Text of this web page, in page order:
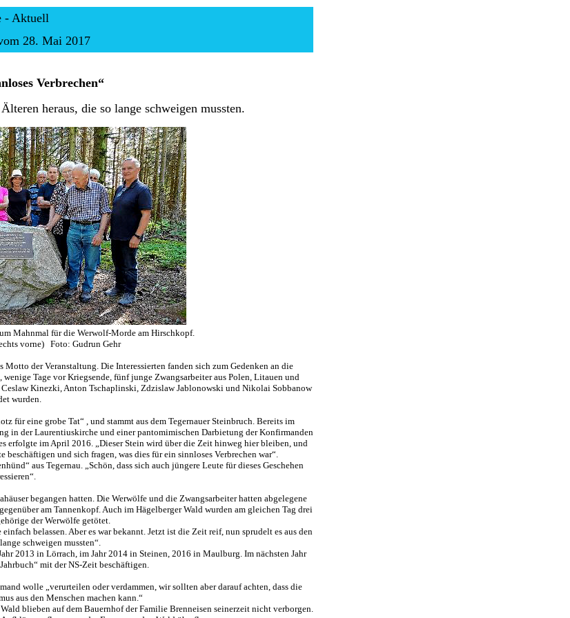
- Aktuell
28. Mai 2017
Verbrechen“
heraus, die so lange schweigen mussten.
Mahnmal für die Werwolf-Morde am Hirschkopf.
vorne) Foto: Gudrun Gehr
der Veranstaltung. Die Interessierten fanden sich zum Gedenken an die
Tage vor Kriegsende, fünf junge Zwangsarbeiter aus Polen, Litauen und
Kinezki, Anton Tschaplinski, Zdzislaw Jablonowski und Nikolai Sobbanow
wurden.
für eine grobe Tat“ , und stammt aus dem Tegernauer Steinbruch. Bereits im
in der Laurentiuskirche und einer pantomimischen Darbietung der Konfirmanden
erfolgte im April 2016. „Dieser Stein wird über die Zeit hinweg hier bleiben, und
und sich fragen, was dies für ein sinnloses Verbrechen war“.
aus Tegernau. „Schön, dass sich auch jüngere Leute für dieses Geschehen
begangen hatten. Die Werwölfe und die Zwangsarbeiter hatten abgelegene
am Tannenkopf. Auch im Hägelberger Wald wurden am gleichen Tag drei
der Werwölfe getötet.
belassen. Aber es war bekannt. Jetzt ist die Zeit reif, nun sprudelt es aus den
schweigen mussten“.
2013 in Lörrach, im Jahr 2014 in Steinen, 2016 in Maulburg. Im nächsten Jahr
mit der NS-Zeit beschäftigen.
wolle „verurteilen oder verdammen, wir sollten aber darauf achten, dass die
aus den Menschen machen kann.“
blieben auf dem Bauernhof der Familie Brenneisen seinerzeit nicht verborgen.